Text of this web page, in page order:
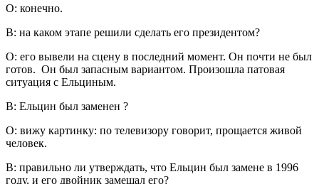
О: конечно.
В: на каком этапе решили сделать его президентом?
О: его вывели на сцену в последний момент. Он почти не был
готов. Он был запасным вариантом. Произошла патовая
ситуация с Ельциным.
В: Ельцин был заменен ?
О: вижу картинку: по телевизору говорит, прощается живой
человек.
В: правильно ли утверждать, что Ельцин был замене в 1996
году, и его двойник замещал его?